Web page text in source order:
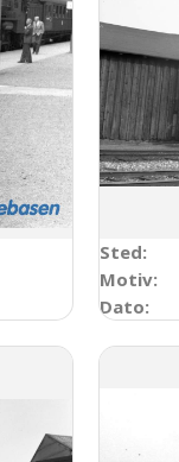
Sted:
Motiv:
Dato: